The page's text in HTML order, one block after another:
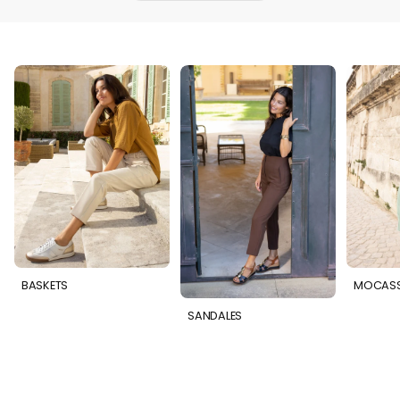
BASKETS
SANDALES